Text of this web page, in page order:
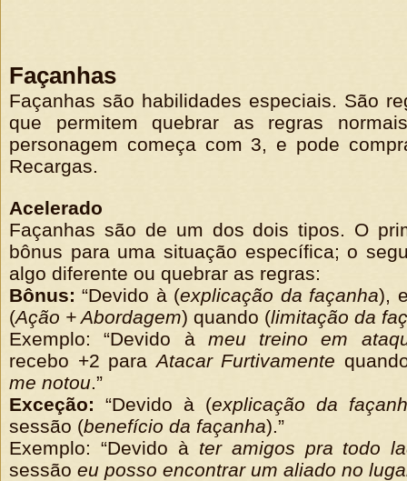
Façanhas
Façanhas são habilidades especiais. São
que permitem quebrar as regras
personagem começa com 3, e pode
Recargas.
Acelerado
Façanhas são de um dos dois tipos. O
bônus para uma situação específica; o
algo diferente ou quebrar as regras:
Bônus: “Devido à (explicação da façanha),
(Ação + Abordagem) quando (limitação da
Exemplo: “Devido à meu treino em
recebo +2 paraAtacar Furtivamente
me notou.”
Exceção: “Devido à (explicação da
sessão (benefício da façanha).”
Exemplo: “Devido à ter amigos pra todo
sessão eu posso encontrar um aliado no